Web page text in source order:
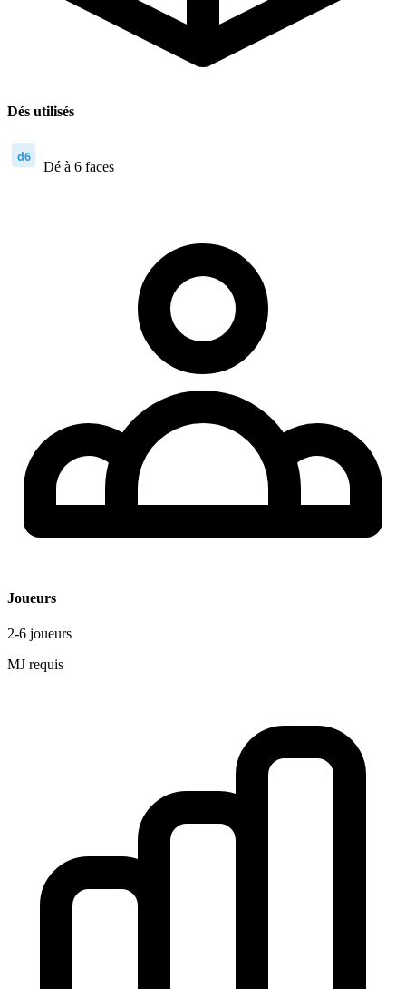
Dés utilisés
d6
Dé à 6 faces
Joueurs
2-6 joueurs
MJ requis